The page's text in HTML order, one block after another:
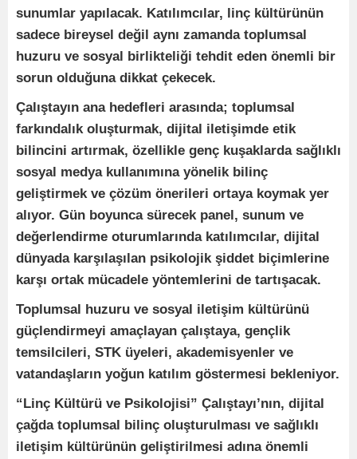
sunumlar yapılacak. Katılımcılar, linç kültürünün
sadece bireysel değil aynı zamanda toplumsal
huzuru ve sosyal birlikteliği tehdit eden önemli bir
sorun olduğuna dikkat çekecek.
Çalıştayın ana hedefleri arasında; toplumsal
farkındalık oluşturmak, dijital iletişimde etik
bilincini artırmak, özellikle genç kuşaklarda sağlıklı
sosyal medya kullanımına yönelik bilinç
geliştirmek ve çözüm önerileri ortaya koymak yer
alıyor. Gün boyunca sürecek panel, sunum ve
değerlendirme oturumlarında katılımcılar, dijital
dünyada karşılaşılan psikolojik şiddet biçimlerine
karşı ortak mücadele yöntemlerini de tartışacak.
Toplumsal huzuru ve sosyal iletişim kültürünü
güçlendirmeyi amaçlayan çalıştaya, gençlik
temsilcileri, STK üyeleri, akademisyenler ve
vatandaşların yoğun katılım göstermesi bekleniyor.
“Linç Kültürü ve Psikolojisi” Çalıştayı’nın, dijital
çağda toplumsal bilinç oluşturulması ve sağlıklı
iletişim kültürünün geliştirilmesi adına önemli